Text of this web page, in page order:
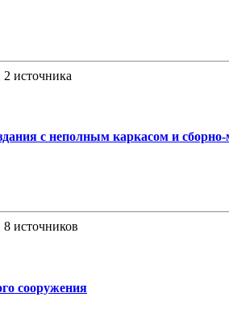
2 источника
с неполным каркасом и
источников
сооружения